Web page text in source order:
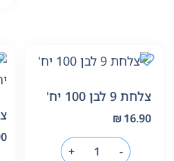
צלחת 9 לבן 100 יח'
₪16.90
-
+